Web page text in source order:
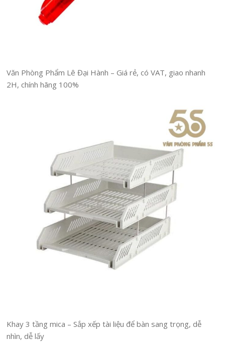
Văn Phòng Phẩm Lê Đại Hành – Giá rẻ, có VAT, giao nhanh
2H, chính hãng 100%
Khay 3 tầng mica – Sắp xếp tài liệu để bàn sang trọng, dễ
nhìn, dễ lấy